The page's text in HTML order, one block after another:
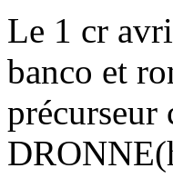
Le 1 cr
banco et
précurseur